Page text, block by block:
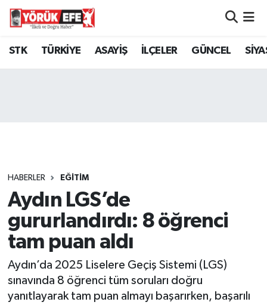
STK TÜRKİYE ASAYİŞ İLÇELER GÜNCEL
HABERLER EĞİTİM
Aydın LGS’de
gururlandırdı: 8 öğrenci
tam puan aldı
Aydın’da 2025 Liselere Geçiş Sistemi (LGS)
sınavında 8 öğrenci tüm soruları doğru
yanıtlayarak tam puan almayı başarırken, başarılı
Aydın Nöbetçi Eczaneler
Tüm Manşetler
Son Dakika Haberleri
Haber Arşivi